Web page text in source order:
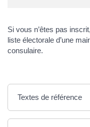
Si vous n’êtes pas
liste électorale d’une
consulaire.
Textes de référence